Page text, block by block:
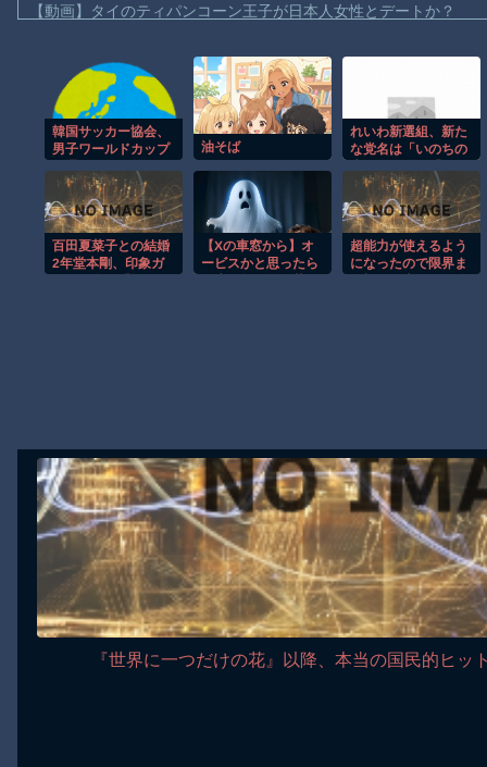
【動画】タイのティパンコーン王子が日本人女性とデートか？
AmazonのアツさMax！心も踊る「マンガ毎週末セール（50%還
【動画】これはお見事。中国重慶市で珍しい事故が撮影される。
【画像】十二支合体！！ところでその前足、猫じゃね？
【動画】ロシア軍のドローンをネット発射装置で撃墜するウクラ
【動画】逃げる判断はやっ！埼玉でスマホ運転のプリウスに当て
【動画】よく助けられたな。岐阜の川で外国人が溺れてしまう事
渡邊渚さん「私がPTSDと診断された当時、世間はまだPTSDと
韓国サッカー協会、
男子ワールドカップ
審判への性接待疑惑
が浮上…よみがえる
2002W杯の悪夢[海
外の反応]
油そば
れいわ新選組、新た
な党名は「いのちの
ち」
百田夏菜子との結婚
2年堂本剛、印象ガ
【Xの車窓から】オ
ービスかと思ったら
超能力が使えるよう
になったので限界ま
『世界に一つだけの花』以降、本当の国民的ヒッ